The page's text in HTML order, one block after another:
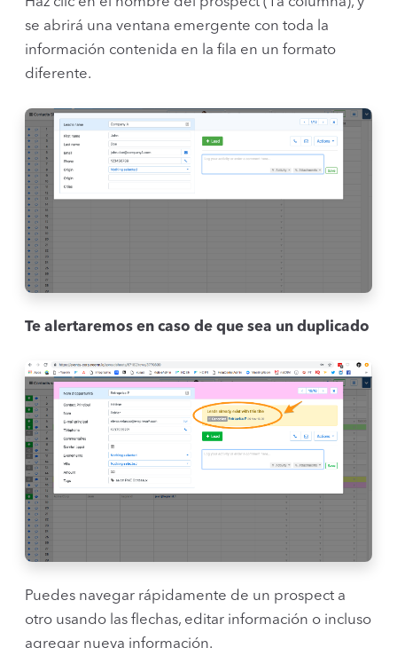
se abrirá una ventana emergente con toda la
información contenida en la fila en un formato
diferente.
Te alertaremos en caso de que sea un duplicado
Puedes navegar rápidamente de un prospect a
otro usando las flechas, editar información o incluso
agregar nueva información.